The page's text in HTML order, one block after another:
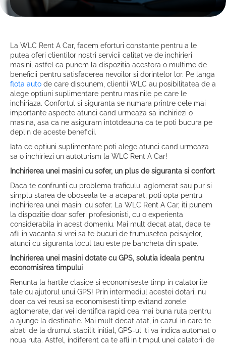
La WLC Rent A Car, facem eforturi constante pentru a le
putea oferi clientilor nostri servicii calitative de inchirieri
masini, astfel ca punem la dispozitia acestora o multime de
beneficii pentru satisfacerea nevoilor si dorintelor lor. Pe langa
flota auto de care dispunem, clientii WLC au posibilitatea de a
alege optiuni suplimentare pentru masinile pe care le
inchiriaza. Confortul si siguranta se numara printre cele mai
importante aspecte atunci cand urmeaza sa inchiriezi o
masina, asa ca ne asiguram intotdeauna ca te poti bucura pe
deplin de aceste beneficii.
Iata ce optiuni suplimentare poti alege atunci cand urmeaza
sa o inchiriezi un autoturism la WLC Rent A Car!
Inchirierea unei masini cu sofer, un plus de siguranta si confort
Daca te confrunti cu problema traficului aglomerat sau pur si
simplu starea de oboseala te-a acaparat, poti opta pentru
inchirierea unei masini cu sofer. La WLC Rent A Car, iti punem
la dispozitie doar soferi profesionisti, cu o experienta
considerabila in acest domeniu. Mai mult decat atat, daca te
afli in vacanta si vrei sa te bucuri de frumusetea peisajelor,
atunci cu siguranta locul tau este pe bancheta din spate.
Inchirierea unei masini dotate cu GPS, solutia ideala pentru
economisirea timpului
Renunta la hartile clasice si economiseste timp in calatoriile
tale cu ajutorul unui GPS! Prin intermediul acestei dotari, nu
doar ca vei reusi sa economisesti timp evitand zonele
aglomerate, dar vei identifica rapid cea mai buna ruta pentru
a ajunge la destinatie. Mai mult decat atat, in cazul in care te
abati de la drumul stabilit initial, GPS-ul iti va indica automat o
noua ruta. Astfel, indiferent ca te afli in timpul unei calatorii de